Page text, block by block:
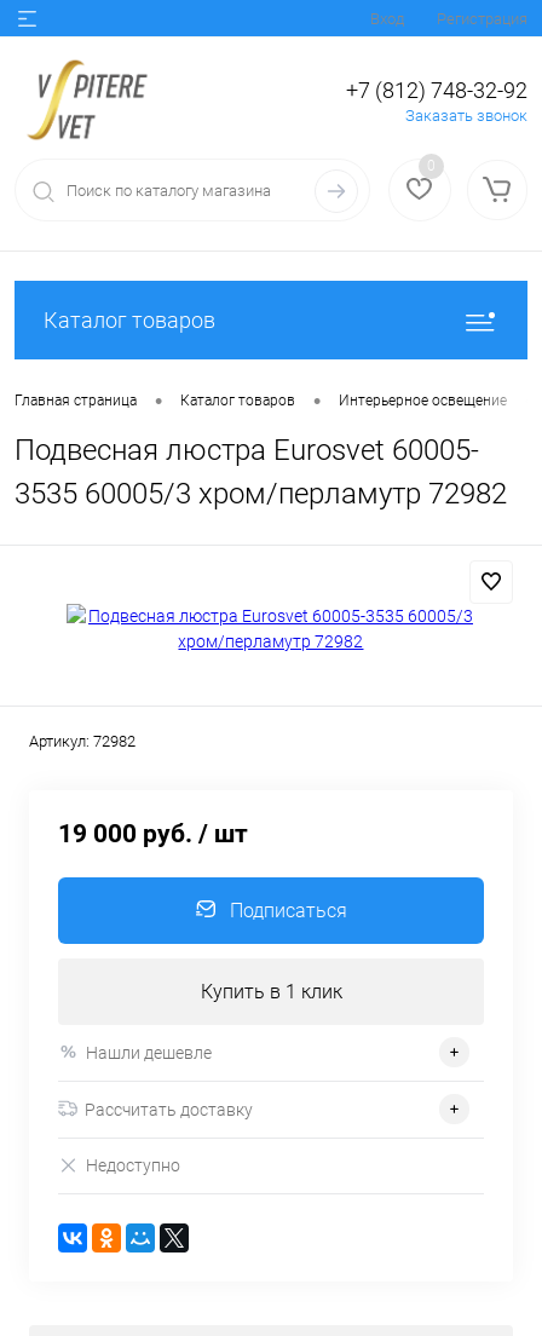
Вход Регистрация
+7 (812) 748-32-92
Заказать звонок
0
Каталог товаров
Главная страница • Каталог товаров • Интерьерное освещение
Подвесная люстра Eurosvet 60005-
3535 60005/3 хром/перламутр 72982
Артикул: 72982
19 000 руб. / шт
Подписаться
Купить в 1 клик
Нашли дешевле
Рассчитать доставку
Недоступно